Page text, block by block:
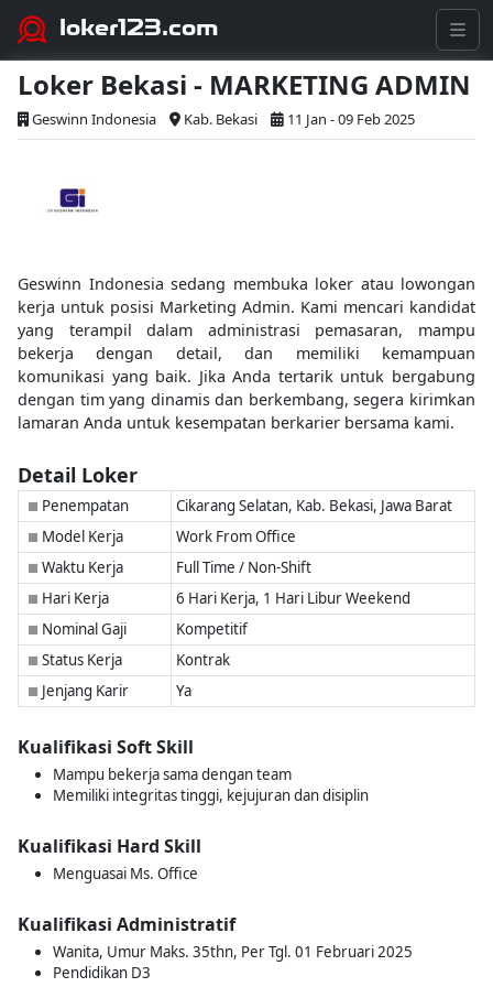
loker123.com
Loker Bekasi - MARKETING ADMIN
Geswinn Indonesia Kab. Bekasi 11 Jan - 09 Feb 2025
Geswinn Indonesia sedang membuka loker atau lowongan
kerja untuk posisi Marketing Admin. Kami mencari kandidat
yang terampil dalam administrasi pemasaran, mampu
bekerja dengan detail, dan memiliki kemampuan
komunikasi yang baik. Jika Anda tertarik untuk bergabung
dengan tim yang dinamis dan berkembang, segera kirimkan
lamaran Anda untuk kesempatan berkarier bersama kami.
Detail Loker
■ Penempatan Cikarang Selatan, Kab. Bekasi, Jawa Barat
■ Model Kerja Work From Office
■ Waktu Kerja Full Time / Non-Shift
■ Hari Kerja 6 Hari Kerja, 1 Hari Libur Weekend
■ Nominal Gaji Kompetitif
■ Status Kerja Kontrak
■ Jenjang Karir Ya
Kualifikasi Soft Skill
Mampu bekerja sama dengan team
Memiliki integritas tinggi, kejujuran dan disiplin
Kualifikasi Hard Skill
Menguasai Ms. Office
Kualifikasi Administratif
Wanita, Umur Maks. 35thn, Per Tgl. 01 Februari 2025
Pendidikan D3